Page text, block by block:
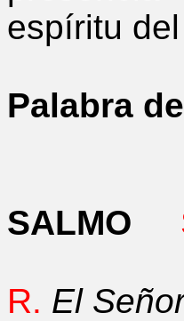
espíritu
Palabra
SALMO
R. El